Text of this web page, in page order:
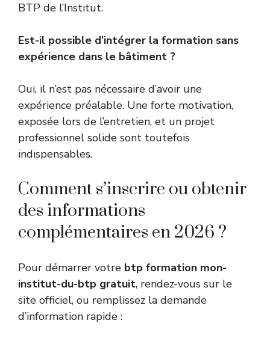
BTP de l’Institut.
Est-il possible d’intégrer la formation sans
expérience dans le bâtiment ?
Oui, il n’est pas nécessaire d’avoir une
expérience préalable. Une forte motivation,
exposée lors de l’entretien, et un projet
professionnel solide sont toutefois
indispensables.
Comment s’inscrire ou obtenir
des informations
complémentaires en 2026 ?
Pour démarrer votre btp formation mon-
institut-du-btp gratuit, rendez-vous sur le
site officiel, ou remplissez la demande
d’information rapide :